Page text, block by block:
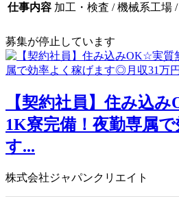
仕事内容 加工・検査 / 機械系工場
募集が停止しています
【契約社員】住み込
1K寮完備！夜勤専属
す...
株式会社ジャパンクリエイト